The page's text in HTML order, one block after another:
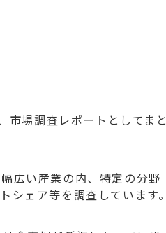
場調査レポートとしてまと
広い産業の内、特定の分野
ェア等を調査しています。